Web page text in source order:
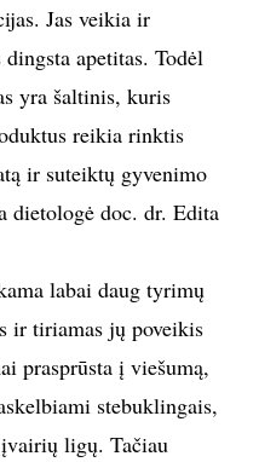
Jas veikia ir
apetitas. Todėl
yra šaltinis, kuris
reikia rinktis
ir suteiktų gyvenimo
dietologė doc. dr. Edita
labai daug tyrimų
ir tiriamas jų poveikis
prasprūsta į viešumą,
stebuklingais,
ligų. Tačiau